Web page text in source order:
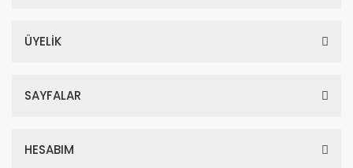
ÜYELİK
SAYFALAR
HESABIM